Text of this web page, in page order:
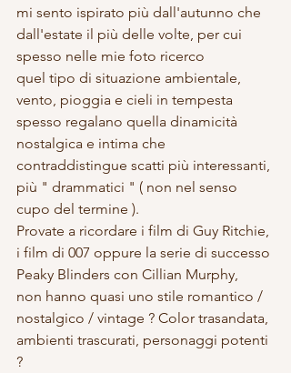
mi sento ispirato più dall'autunno che
dall'estate il più delle volte, per cui
spesso nelle mie foto ricerco
quel tipo di situazione ambientale,
vento, pioggia e cieli in tempesta
spesso regalano quella dinamicità
nostalgica e intima che
contraddistingue scatti più interessanti,
più " drammatici " ( non nel senso
cupo del termine ).
Provate a ricordare i film di Guy Ritchie,
i film di 007 oppure la serie di successo
Peaky Blinders con Cillian Murphy,
non hanno quasi uno stile romantico /
nostalgico / vintage ? Color trasandata,
ambienti trascurati, personaggi potenti
?